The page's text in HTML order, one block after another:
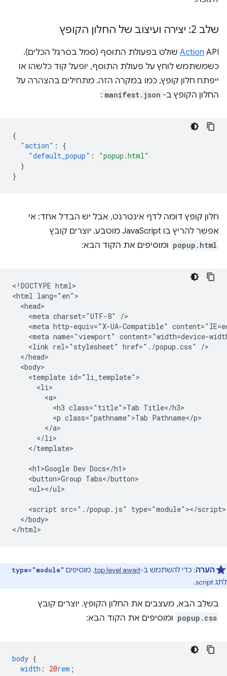
שלב 2: יצירה ועיצוב של החלון הקופץ
Action API שולט בפעולת התוסף (סמל בסרגל הכלים).
כשמשתמש לוחץ על פעולת התוסף, יופעל קוד כלשהו או
ייפתח חלון קופץ, כמו במקרה הזה. מתחילים בהצהרה על
החלון הקופץ ב- manifest.json
:
{
"action" :
{
"default_popup" :
"popup.html"
}
}
חלון קופץ דומה לדף אינטרנט, אבל יש הבדל אחד: אי
אפשר להריץ בו JavaScript מוטבע. יוצרים קובץ
popup.html ומוסיפים את הקוד הבא:
<!DOCTYPE html>
<html lang="en">
  <head>
    <meta charset="UTF-8" />
<meta http-equiv="X-UA-Compatible"
<meta name="viewport" content="width=device-
    <link rel="stylesheet" href="./popup.css" />
  </head>
  <body>
    <template id="li_template">
      <li>
        <a>
          <h3 class="title">Tab Title</h3>
          <p class="pathname">Tab Pathname</p>
        </a>
      </li>
    </template>
    <h1>Google Dev Docs</h1>
    <button>Group Tabs</button>
    <ul></ul>
    <script src="./popup.js" type="module"></script>
  </body>
הערה: כדי להשתמש ב-top level await, מוסיפים type="module"
לתג script.
בשלב הבא, מעצבים את החלון הקופץ. יוצרים קובץ
popup.css ומוסיפים את הקוד הבא:
body {
width : 20rem ;